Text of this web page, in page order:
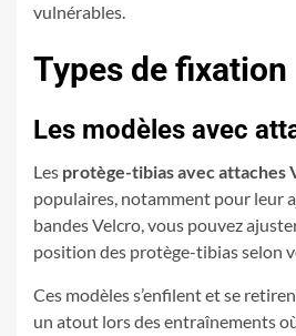
vulnérables.
Types de fixation
Les modèles avec
Les protège-tibias avec attaches
populaires, notamment pour leur
bandes Velcro, vous pouvez
position des protège-tibias selon
Ces modèles s’enfilent et se
un atout lors des entraînements